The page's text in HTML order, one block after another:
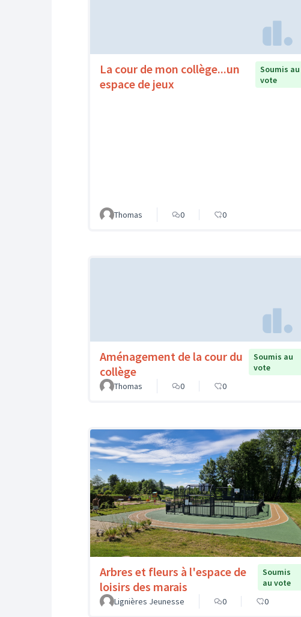
La cour de mon collège...un
espace de jeux
Soumis au
vote
Thomas 0 0
Aménagement de la cour du
collège
Soumis au
vote
Thomas
0 0
Arbres et fleurs à l'espace de
loisirs des marais
Soumis
au vote
Lignières Jeunesse
0 0